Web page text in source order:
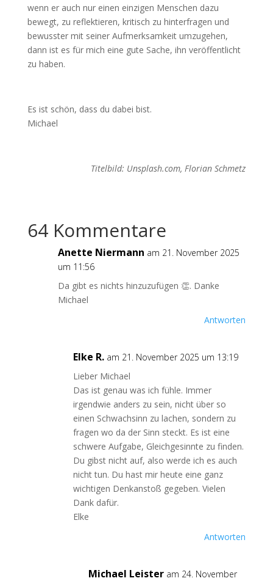
wenn er auch nur einen einzigen Menschen dazu
bewegt, zu reflektieren, kritisch zu hinterfragen und
bewusster mit seiner Aufmerksamkeit umzugehen,
dann ist es für mich eine gute Sache, ihn veröffentlicht
zu haben.
Es ist schön, dass du dabei bist.
Michael
Titelbild: Unsplash.com, Florian Schmetz
64 Kommentare
Anette Niermann am 21. November 2025
um 11:56
Da gibt es nichts hinzuzufügen 👏. Danke
Michael
Antworten
Elke R. am 21. November 2025 um 13:19
Lieber Michael
Das ist genau was ich fühle. Immer
irgendwie anders zu sein, nicht über so
einen Schwachsinn zu lachen, sondern zu
fragen wo da der Sinn steckt. Es ist eine
schwere Aufgabe, Gleichgesinnte zu finden.
Du gibst nicht auf, also werde ich es auch
nicht tun. Du hast mir heute eine ganz
wichtigen Denkanstoß gegeben. Vielen
Dank dafür.
Elke
Antworten
Michael Leister am 24. November